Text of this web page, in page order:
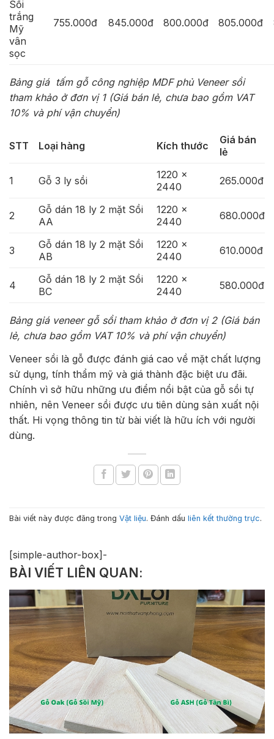
Sồi
trắng
Mỹ
vân
sọc
755.000đ 845.000đ 800.000đ 805.000đ
Bảng giá tấm gỗ công nghiệp MDF phủ Veneer sồi
tham khảo ở đơn vị 1 (Giá bán lẻ, chưa bao gồm VAT
10% và phí vận chuyển)
STT Loại hàng Kích thước
Giá bán
lẻ
1 Gỗ 3 ly sồi
1220 x
2440
265.000đ
2
Gỗ dán 18 ly 2 mặt Sồi
AA
1220 x
2440
680.000đ
3
Gỗ dán 18 ly 2 mặt Sồi
AB
1220 x
2440
610.000đ
4
Gỗ dán 18 ly 2 mặt Sồi
BC
1220 x
2440
580.000đ
Bảng giá veneer gỗ sồi tham khảo ở đơn vị 2 (Giá bán
lẻ, chưa bao gồm VAT 10% và phí vận chuyển)
Veneer sồi là gỗ được đánh giá cao về mặt chất lượng
sử dụng, tính thẩm mỹ và giá thành đặc biệt ưu đãi.
Chính vì sở hữu những ưu điểm nổi bật của gỗ sồi tự
nhiên, nên Veneer sồi được ưu tiên dùng sản xuất nội
thất. Hi vọng thông tin từ bài viết là hữu ích với người
dùng.
Bài viết này được đăng trong Vật liệu. Đánh dấu liên kết thường trực.
[simple-author-box]-
BÀI VIẾT LIÊN QUAN: